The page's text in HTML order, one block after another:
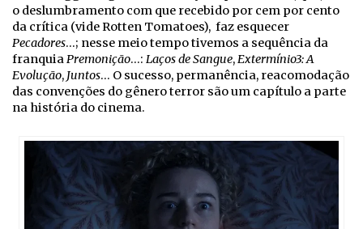
o deslumbramento com que recebido por cem por cento
da crítica (vide Rotten Tomatoes), faz esquecer
Pecadores…; nesse meio tempo tivemos a sequência da
franquiaPremonição…: Laços de Sangue,Extermínio3: A
Evolução, Juntos… O sucesso, permanência, reacomodação
das convenções do gênero terror são um capítulo a parte
na história do cinema.